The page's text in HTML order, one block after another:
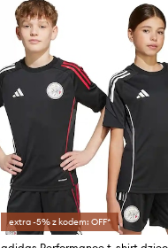
extra -5% z kodem: OFF*